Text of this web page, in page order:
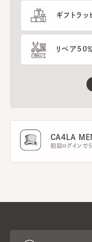
ギフトラ
リペア50
CA4LA
初回ログインで